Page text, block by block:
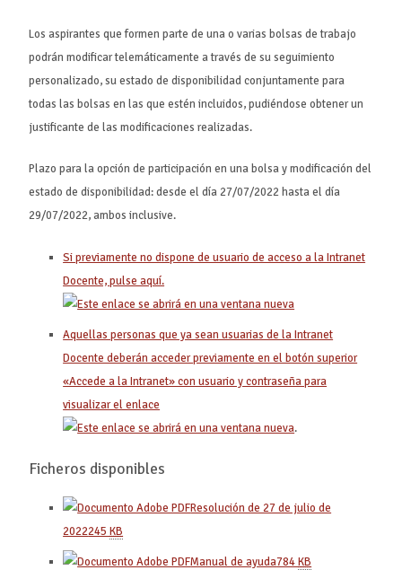
Los aspirantes que formen parte de una o varias bolsas de trabajo
podrán modificar telemáticamente a través de su seguimiento
personalizado, su estado de disponibilidad conjuntamente para
todas las bolsas en las que estén incluidos, pudiéndose obtener un
justificante de las modificaciones realizadas.
Plazo para la opción de participación en una bolsa y modificación del
estado de disponibilidad: desde el día 27/07/2022 hasta el día
29/07/2022, ambos inclusive.
Si previamente no dispone de usuario de acceso a la Intranet
Docente, pulse aquí.
Aquellas personas que ya sean usuarias de la Intranet
Docente deberán acceder previamente en el botón superior
«Accede a la Intranet» con usuario y contraseña para
visualizar el enlace
.
Ficheros disponibles
Resolución de 27 de julio de
2022245KB
Manual de ayuda784KB